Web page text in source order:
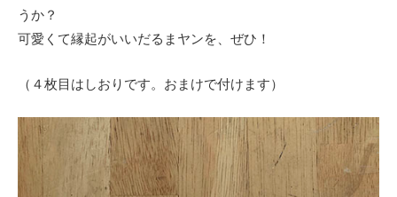
うか？
可愛くて縁起がいいだるまヤンを、ぜひ！
（４枚目はしおりです。おまけで付けます）